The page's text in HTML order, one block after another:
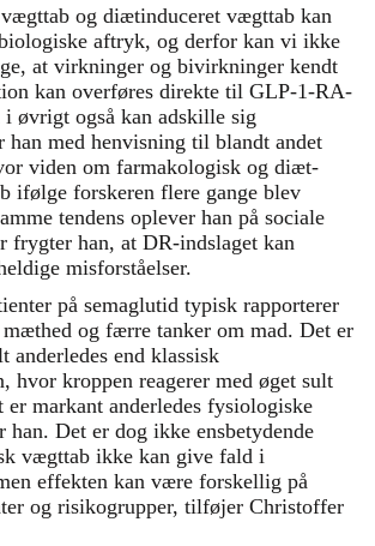
og diætinduceret vægttab kan
aftryk, og derfor kan vi ikke
at virkninger og bivirkninger kendt
kan overføres direkte til GLP-1-RA-
øvrigt også kan adskille sig
han med henvisning til blandt andet
viden om farmakologisk og diæt-
ifølge forskeren flere gange blev
tendens oplever han på sociale
frygter han, at DR-indslaget kan
misforståelser.
på semaglutid typisk rapporterer
mæthed og færre tanker om mad. Det er
anderledes end klassisk
hvor kroppen reagerer med øget sult
er markant anderledes fysiologiske
han. Det er dog ikke ensbetydende
vægttab ikke kan give fald i
effekten kan være forskellig på
og risikogrupper, tilføjer Christoffer